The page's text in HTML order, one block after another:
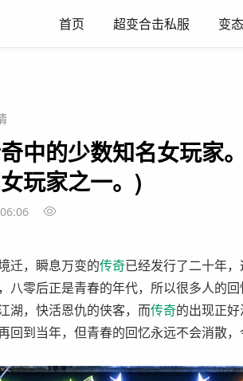
首页 超变合击私服 变
中的少数知名女玩家
玩家之一。)
迁，瞬息万变的传奇已经发行了二十年
八零后正是青春的年代，所以很多人的回
湖，快活恩仇的侠客，而传奇的出现正
回到当年，但青春的回忆永远不会消散